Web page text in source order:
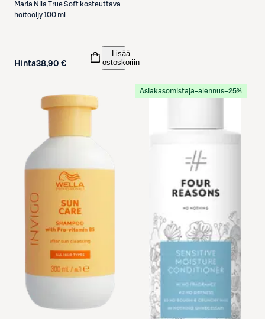
Maria Nila True Soft kosteuttava
hoitoöljy 100 ml
Hinta38,90 €
Lisää
ostoskoriin
Asiakasomistaja-alennus−25%